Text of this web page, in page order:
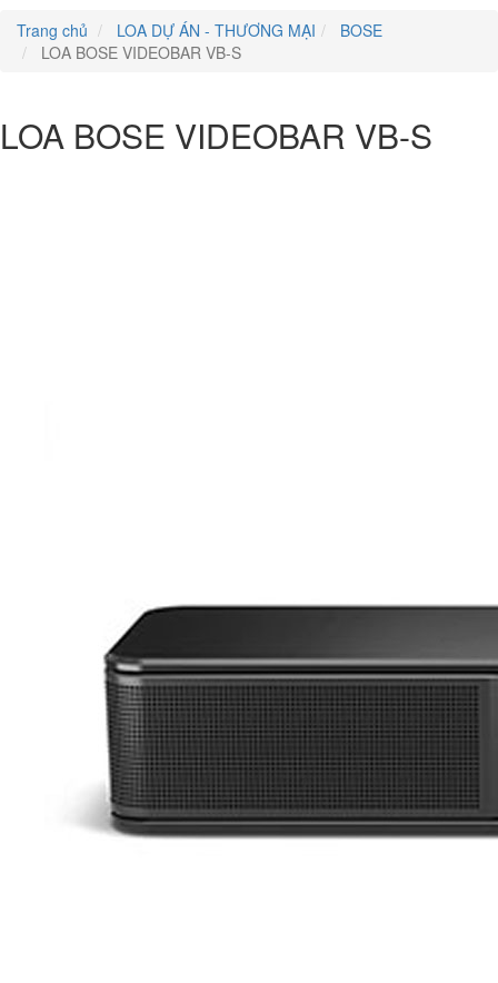
Trang chủ
LOA DỰ ÁN - THƯƠNG MẠI
BOSE
LOA BOSE VIDEOBAR VB-S
LOA BOSE VIDEOBAR VB-S